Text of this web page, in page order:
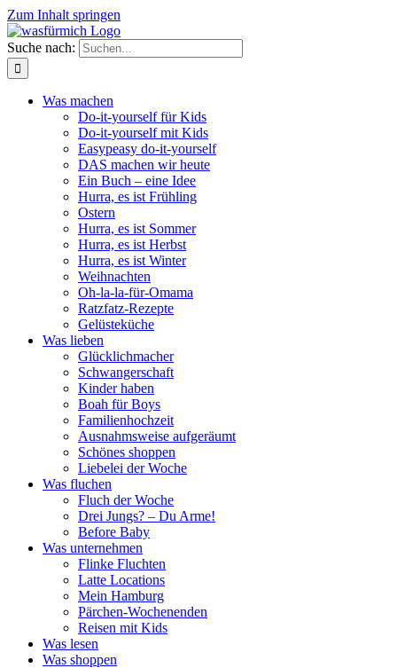
Zum Inhalt springen
Suche nach:
Was machen
Do-it-yourself für Kids
Do-it-yourself mit Kids
Easypeasy do-it-yourself
DAS machen wir heute
Ein Buch – eine Idee
Hurra, es ist Frühling
Ostern
Hurra, es ist Sommer
Hurra, es ist Herbst
Hurra, es ist Winter
Weihnachten
Oh-la-la-für-Omama
Ratzfatz-Rezepte
Gelüsteküche
Was lieben
Glücklichmacher
Schwangerschaft
Kinder haben
Boah für Boys
Familienhochzeit
Ausnahmsweise aufgeräumt
Schönes shoppen
Liebelei der Woche
Was fluchen
Fluch der Woche
Drei Jungs? – Du Arme!
Before Baby
Was unternehmen
Flinke Fluchten
Latte Locations
Mein Hamburg
Pärchen-Wochenenden
Reisen mit Kids
Was lesen
Was shoppen